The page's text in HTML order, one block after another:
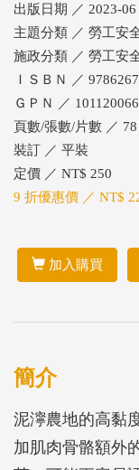
出版日期 ／ 2023-06
主題分類 ／ 勞工安
施政分類 ／ 勞工安
ＩＳＢＮ ／
ＧＰＮ ／
頁數/張數/片數 ／ 78
裝訂 ／ 平裝
定價 ／ NT$ 250
9 折優惠價 ／ NT$
加入購買
簡介
泥濘農地的高黏
加肌肉骨骼額外